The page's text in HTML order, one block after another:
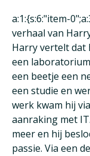
a:1:{s:6:"item-
verhaal van
Harry vertelt dat
een
een beetje een
een studie en
werk kwam hij
aanraking met
meer en hij
passie. Via een